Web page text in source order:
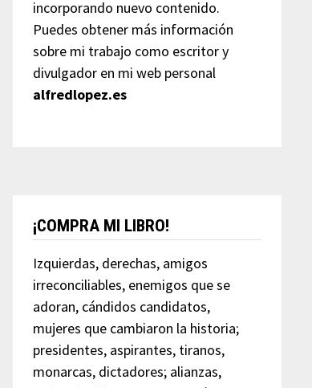
incorporando nuevo contenido.
Puedes obtener más información
sobre mi trabajo como escritor y
divulgador en mi web personal
alfredlopez.es
¡COMPRA MI LIBRO!
Izquierdas, derechas, amigos
irreconciliables, enemigos que se
adoran, cándidos candidatos,
mujeres que cambiaron la historia;
presidentes, aspirantes, tiranos,
monarcas, dictadores; alianzas,